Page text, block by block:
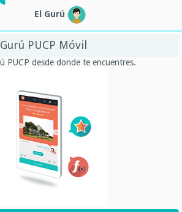
El Gurú
Gurú PUCP Móvil
PUCP desde donde te encuentres.